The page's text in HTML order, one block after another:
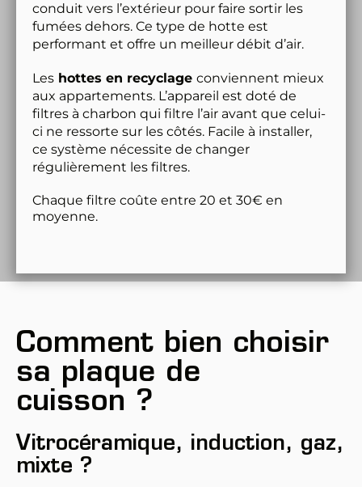
conduit vers l’extérieur pour faire sortir les
fumées dehors. Ce type de hotte est
performant et offre un meilleur débit d’air.
Les hottes en recyclage conviennent mieux
aux appartements. L’appareil est doté de
filtres à charbon qui filtre l’air avant que celui-
ci ne ressorte sur les côtés. Facile à installer,
ce système nécessite de changer
régulièrement les filtres.
Chaque filtre coûte entre 20 et 30€ en
moyenne.
Comment bien choisir
sa plaque de
cuisson ?
Vitrocéramique, induction, gaz,
mixte ?